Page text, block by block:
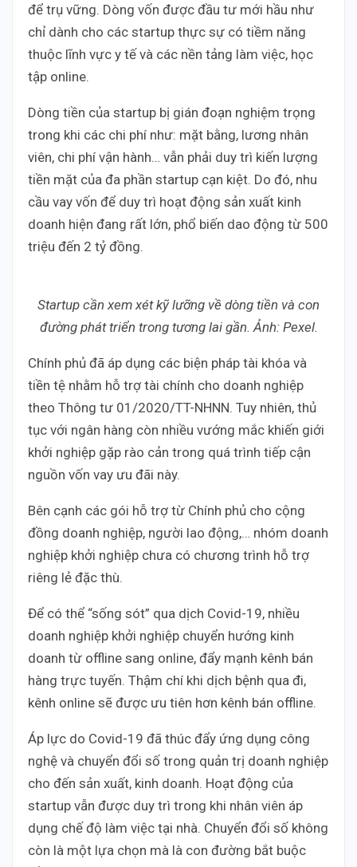
để trụ vững. Dòng vốn được đầu tư mới hầu như
chỉ dành cho các startup thực sự có tiềm năng
thuộc lĩnh vực y tế và các nền tảng làm việc, học
tập online.
Dòng tiền của startup bị gián đoạn nghiệm trọng
trong khi các chi phí như: mặt bằng, lương nhân
viên, chi phí vận hành… vẫn phải duy trì kiến lượng
tiền mặt của đa phần startup cạn kiệt. Do đó, nhu
cầu vay vốn để duy trì hoạt động sản xuất kinh
doanh hiện đang rất lớn, phổ biến dao động từ 500
triệu đến 2 tỷ đồng.
Startup cần xem xét kỹ lưỡng về dòng tiền và con
đường phát triển trong tương lai gần. Ảnh: Pexel.
Chính phủ đã áp dụng các biện pháp tài khóa và
tiền tệ nhằm hỗ trợ tài chính cho doanh nghiệp
theo Thông tư 01/2020/TT-NHNN. Tuy nhiên, thủ
tục với ngân hàng còn nhiều vướng mắc khiến giới
khởi nghiệp gặp rào cản trong quá trình tiếp cận
nguồn vốn vay ưu đãi này.
Bên cạnh các gói hỗ trợ từ Chính phủ cho cộng
đồng doanh nghiệp, người lao động,… nhóm doanh
nghiệp khởi nghiệp chưa có chương trình hỗ trợ
riêng lẻ đặc thù.
Để có thể “sống sót” qua dịch Covid-19, nhiều
doanh nghiệp khởi nghiệp chuyển hướng kinh
doanh từ offline sang online, đẩy mạnh kênh bán
hàng trực tuyến. Thậm chí khi dịch bệnh qua đi,
kênh online sẽ được ưu tiên hơn kênh bán offline.
Áp lực do Covid-19 đã thúc đẩy ứng dụng công
nghệ và chuyển đổi số trong quản trị doanh nghiệp
cho đến sản xuất, kinh doanh. Hoạt động của
startup vẫn được duy trì trong khi nhân viên áp
dụng chế độ làm việc tại nhà. Chuyển đổi số không
còn là một lựa chọn mà là con đường bắt buộc